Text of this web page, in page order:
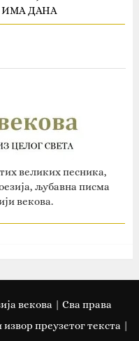
ИМА ДАНА
великих песника,
љубавна писма
векова.
векова | Сва права
преузетог текста |